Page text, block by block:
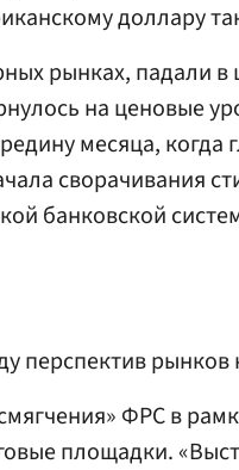
доллару
рынках, падали в
на ценовые
месяца, когда
сворачивания
банковской
перспектив
ФРС в
площадки.